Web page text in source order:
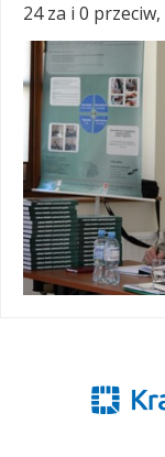
24 za i 0